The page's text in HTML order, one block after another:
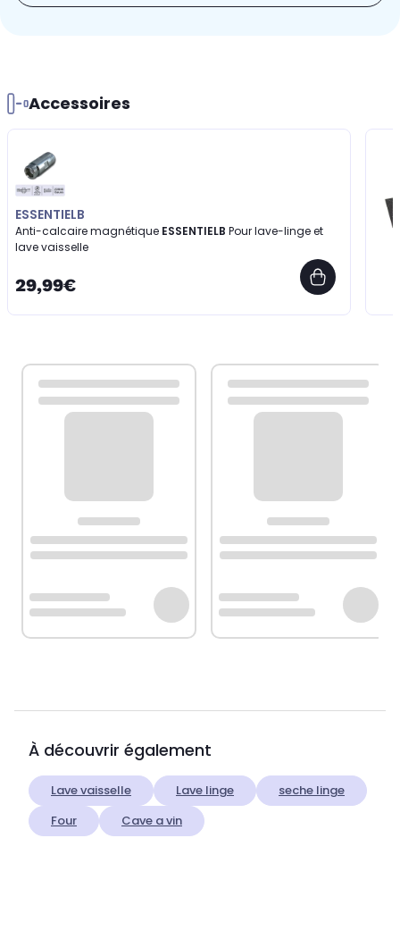
Accessoires
ESSENTIELB
Anti-calcaire magnétique ESSENTIELB
lave vaisselle
29,99€
À découvrir également
Lave vaisselle Lave linge
seche linge
Four
Cave a vin